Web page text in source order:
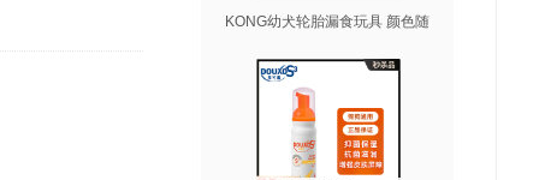
KONG幼犬轮胎漏食玩具 颜色随